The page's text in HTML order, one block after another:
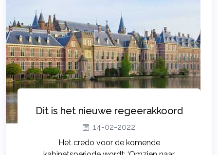
Dit is het nieuwe regeerakkoord
14-02-2022
Het credo voor de komende